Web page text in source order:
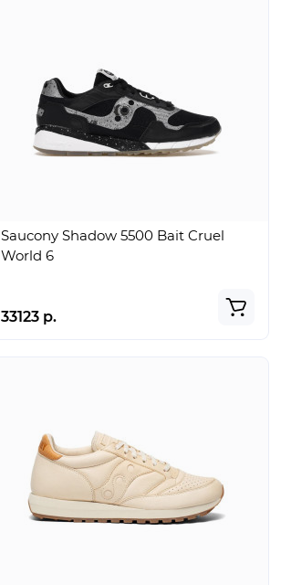
Saucony Shadow 5500 Bait Cruel
World 6
33123 р.